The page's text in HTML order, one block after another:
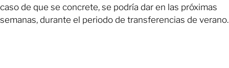
caso de que se concrete, se podría dar en las próximas
semanas, durante el periodo de transferencias de verano.